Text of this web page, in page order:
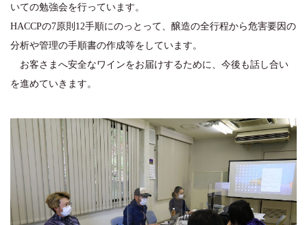
いての勉強会を行っています。
HACCPの7原則12手順にのっとって、醸造の全行程から危害要因の
分析や管理の手順書の作成等をしています。
お客さまへ安全なワインをお届けするために、今後も話し合い
を進めていきます。